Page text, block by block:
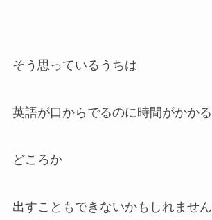
そう思っているうちは
英語が口からでるのに時間がかかる
どころか
出すこともできないかもしれません